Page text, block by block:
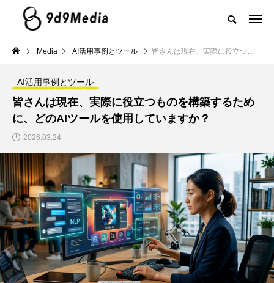
Media AI活用事例とツール 皆さんは現在、実際に役立つものを構築するために、どのAIツールを使用していますか？
AI活用事例とツール
皆さんは現在、実際に役立つものを構築するため
に、どのAIツールを使用していますか？
2026.03.24